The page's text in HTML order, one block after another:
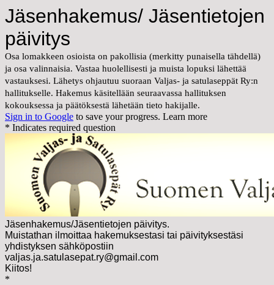
Jäsenhakemus/ Jäsentietojen
päivitys
Osa lomakkeen osioista on pakollisia (merkitty punaisella tähdellä)
ja osa valinnaisia. Vastaa huolellisesti ja muista lopuksi lähettää
vastauksesi. Lähetys ohjautuu suoraan Valjas- ja satulaseppät Ry:n
hallitukselle. Hakemus käsitellään seuraavassa hallituksen
kokouksessa ja päätöksestä lähetään tieto hakijalle.
Sign in to Google to save your progress. Learn more
* Indicates required question
Jäsenhakemus/Jäsentietojen päivitys.
Muistathan ilmoittaa hakemuksestasi tai päivityksestäsi
yhdistyksen sähköpostiin
valjas.ja.satulasepat.ry@gmail.com
Kiitos!
*